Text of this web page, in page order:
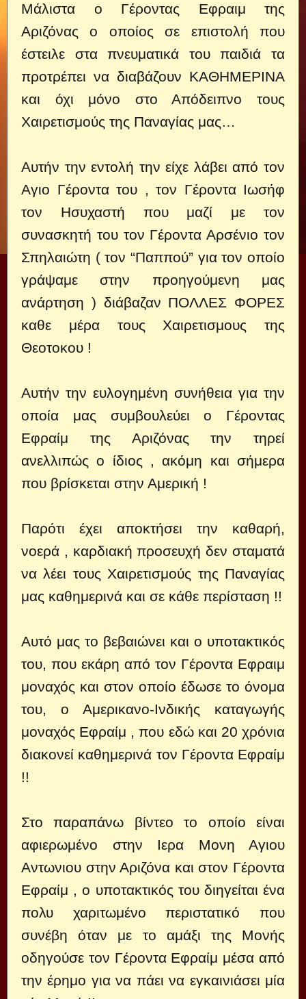
Μάλιστα ο Γέροντας Εφραιμ της
Αριζόνας ο οποίος σε επιστολή που
έστειλε στα πνευματικά του παιδιά τα
προτρέπει να διαβάζουν ΚΑΘΗΜΕΡΙΝΑ
και όχι μόνο στο Απόδειπνο τους
Χαιρετισμούς της Παναγίας μας…
Αυτήν την εντολή την είχε λάβει από τον
Αγιο Γέροντα του , τον Γέροντα Ιωσήφ
τον Ησυχαστή που μαζί με τον
συνασκητή του τον Γέροντα Αρσένιο τον
Σπηλαιώτη ( τον “Παππού” για τον οποίο
γράψαμε στην προηγούμενη μας
ανάρτηση ) διάβαζαν ΠΟΛΛΕΣ ΦΟΡΕΣ
καθε μέρα τους Χαιρετισμους της
Θεοτοκου !
Αυτήν την ευλογημένη συνήθεια για την
οποία μας συμβουλεύει ο Γέροντας
Εφραίμ της Αριζόνας την τηρεί
ανελλιπώς ο ίδιος , ακόμη και σήμερα
που βρίσκεται στην Αμερική !
Παρότι έχει αποκτήσει την καθαρή,
νοερά , καρδιακή προσευχή δεν σταματά
να λέει τους Χαιρετισμούς της Παναγίας
μας καθημερινά και σε κάθε περίσταση !!
Αυτό μας το βεβαιώνει και ο υποτακτικός
του, που εκάρη από τον Γέροντα Εφραιμ
μοναχός και στον οποίο έδωσε το όνομα
του, ο Αμερικανο-Ινδικής καταγωγής
μοναχός Εφραίμ , που εδώ και 20 χρόνια
διακονεί καθημερινά τον Γέροντα Εφραίμ
!!
Στο παραπάνω βίντεο το οποίο είναι
αφιερωμένο στην Ιερα Μονη Αγιου
Αντωνιου στην Αριζόνα και στον Γέροντα
Εφραίμ , ο υποτακτικός του διηγείται ένα
πολυ χαριτωμένο περιστατικό που
συνέβη όταν με το αμάξι της Μονής
οδηγούσε τον Γέροντα Εφραίμ μέσα από
την έρημο για να πάει να εγκαινιάσει μία